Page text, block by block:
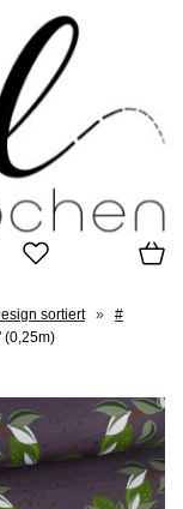
sortiert »
#
(0,25m)